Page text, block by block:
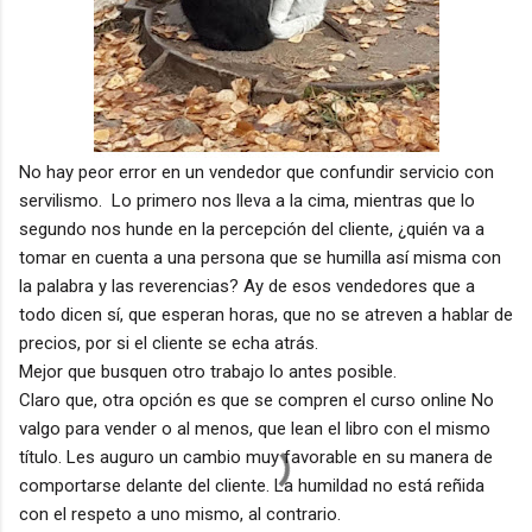
No hay peor error en un vendedor que confundir servicio con
servilismo. Lo primero nos lleva a la cima, mientras que lo
segundo nos hunde en la percepción del cliente, ¿quién va a
tomar en cuenta a una persona que se humilla así misma con
la palabra y las reverencias? Ay de esos vendedores que a
todo dicen sí, que esperan horas, que no se atreven a hablar de
precios, por si el cliente se echa atrás.
Mejor que busquen otro trabajo lo antes posible.
Claro que, otra opción es que se compren el curso online No
valgo para vender o al menos, que lean el libro con el mismo
título. Les auguro un cambio muy favorable en su manera de
comportarse delante del cliente. La humildad no está reñida
con el respeto a uno mismo, al contrario.